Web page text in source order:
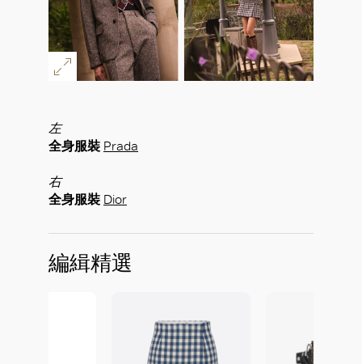
左
全身服裝 Prada
右
全身服裝 Dior
編緝精選